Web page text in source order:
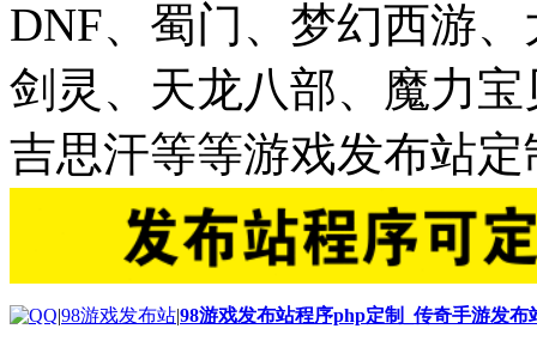
DNF、蜀门、梦幻西游
剑灵、天龙八部、魔力
吉思汗等等游戏发布站定
|98游戏发布站|98游戏发布站程序php定制_传奇手游发